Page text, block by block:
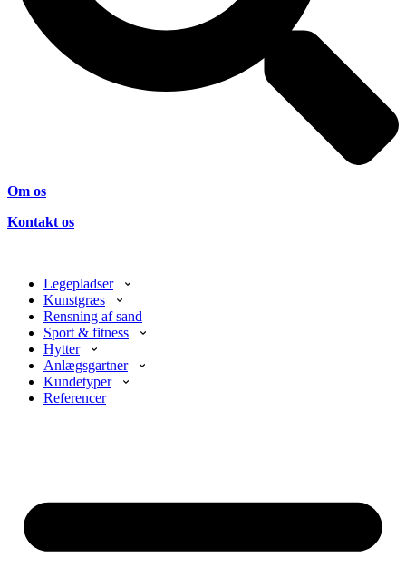
Om os
Kontakt os
Legepladser
Kunstgræs
Rensning af sand
Sport & fitness
Hytter
Anlægsgartner
Kundetyper
Referencer